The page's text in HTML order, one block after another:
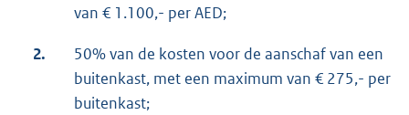
van € 1.100,- per AED;
2.
50% van de kosten voor de aanschaf van een
buitenkast, met een maximum van € 275,- per
buitenkast;